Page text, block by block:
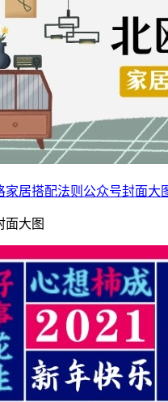
家居搭配法则公众号封面大
面大图